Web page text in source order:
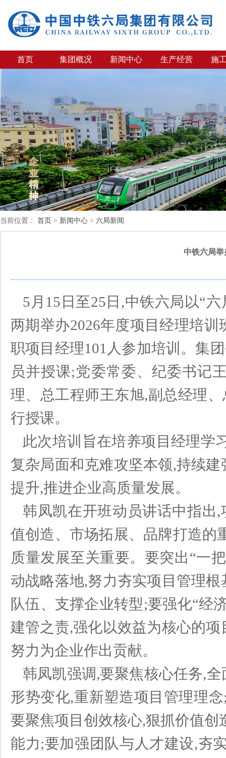
首页 集团概况 新闻中心 生产经营 施
当前位置： 首页 > 新闻中心 > 六局新闻
中铁六局
5月15日至25日,中铁六局以“
两期举办2026年度项目经理培
职项目经理101人参加培训。集
员并授课;党委常委、纪委书记
理、总工程师王东旭,副总经理
行授课。
此次培训旨在培养项目经理学
复杂局面和克难攻坚本领,持续
提升,推进企业高质量发展。
韩凤凯在开班动员讲话中指出
值创造、市场拓展、品牌打造的
质量发展至关重要。要突出“一
动战略落地,努力夯实项目管理
队伍、支撑企业转型;要强化“经
建管之责,强化以效益为核心的
努力为企业作出贡献。
韩凤凯强调,要聚焦核心任务,
形势变化,重新塑造项目管理理
要聚焦项目创效核心,狠抓价值
能力;要加强团队与人才建设,夯